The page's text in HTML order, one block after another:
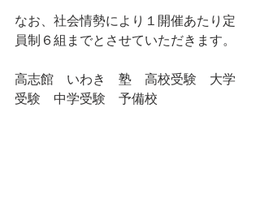
なお、社会情勢により１開催あたり定
員制６組までとさせていただきます。
高志館　いわき　塾　高校受験　大学
受験　中学受験　予備校